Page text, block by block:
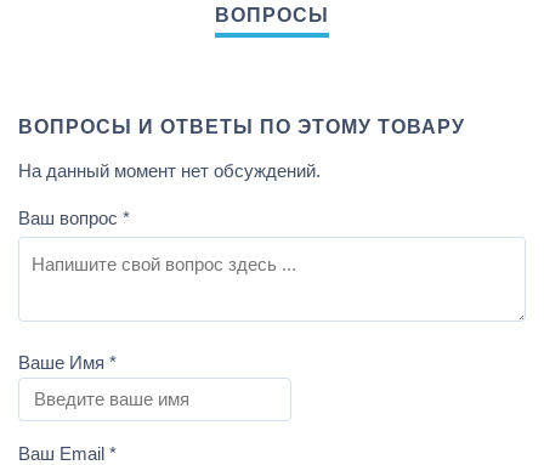
ВОПРОСЫ И ОТВЕТЫ ПО ЭТОМУ ТОВАРУ
На данный момент нет обсуждений.
Ваш вопрос *
Ваше Имя *
Ваш Email *